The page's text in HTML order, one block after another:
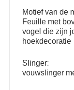
Motief van de
Feuille met
vogel die zijn
hoekdecoratie
Slinger:
vouwslinger